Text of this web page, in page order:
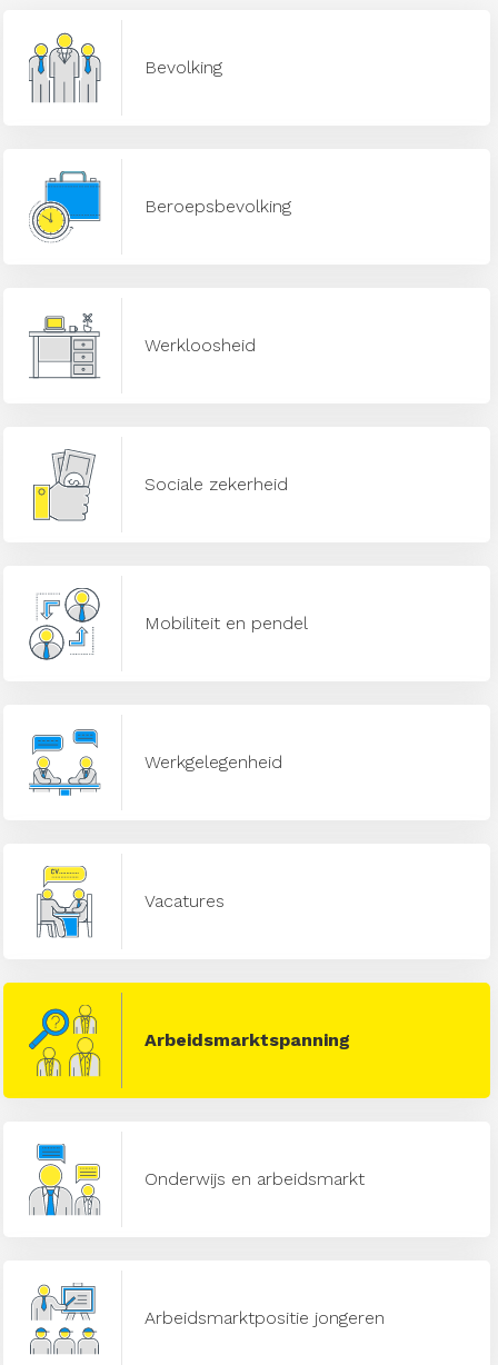
Bevolking
Beroepsbevolking
Werkloosheid
Sociale zekerheid
Mobiliteit en pendel
Werkgelegenheid
Vacatures
Arbeidsmarktspanning
Onderwijs en arbeidsmarkt
Arbeidsmarktpositie jongeren